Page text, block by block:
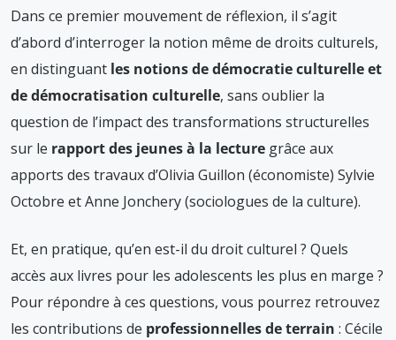
Dans ce premier mouvement de réflexion, il s’agit
d’abord d’interroger la notion même de droits culturels,
en distinguant les notions de démocratie culturelle et
de démocratisation culturelle, sans oublier la
question de l’impact des transformations structurelles
sur le rapport des jeunes à la lecture grâce aux
apports des travaux d’Olivia Guillon (économiste) Sylvie
Octobre et Anne Jonchery (sociologues de la culture).
Et, en pratique, qu’en est-il du droit culturel ? Quels
accès aux livres pour les adolescents les plus en marge ?
Pour répondre à ces questions, vous pourrez retrouvez
les contributions de professionnelles de terrain : Cécile